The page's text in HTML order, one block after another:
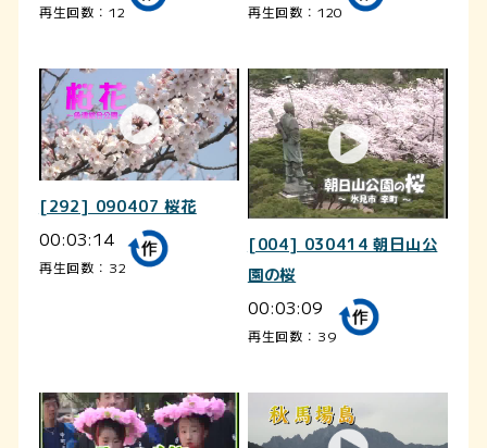
再生回数：12 再生回数：120
[292] 090407 桜花
00:03:14
再生回数：32
[004] 030414 朝日山公
園の桜
00:03:09
再生回数：39